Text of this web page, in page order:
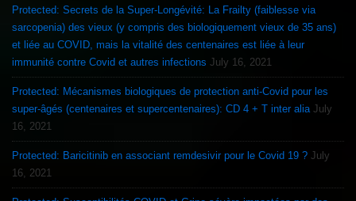
Protected: Secrets de la Super-Longévité: La Frailty (faiblesse via
sarcopenia) des vieux (y compris des biologiquement vieux de 35 ans)
et liée au COVID, mais la vitalité des centenaires est liée à leur
immunité contre Covid et autres infections July 16, 2021
Protected: Mécanismes biologiques de protection anti-Covid pour les
super-âgés (centenaires et supercentenaires): CD 4 + T inter alia July
16, 2021
Protected: Baricitinib en associant remdesivir pour le Covid 19 ? July
16, 2021